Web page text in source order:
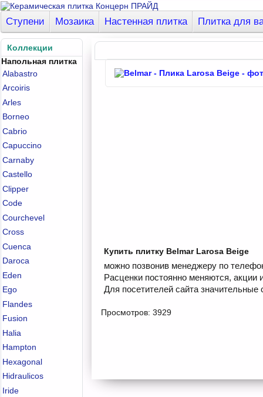
Ступени Мозаика Настенная плитка Плитка для
Коллекции
Напольная плитка
Alabastro
Arcoiris
Arles
Borneo
Cabrio
Capuccino
Carnaby
Castello
Clipper
Code
Courchevel
Cross
Cuenca
Daroca
Eden
Ego
Flandes
Fusion
Halia
Hampton
Hexagonal
Hidraulicos
Iride
Купить плитку Belmar Larosa Beige
можно позвонив менеджеру по
Расценки постоянно меняются, акции
Для посетителей сайта
Просмотров: 3929